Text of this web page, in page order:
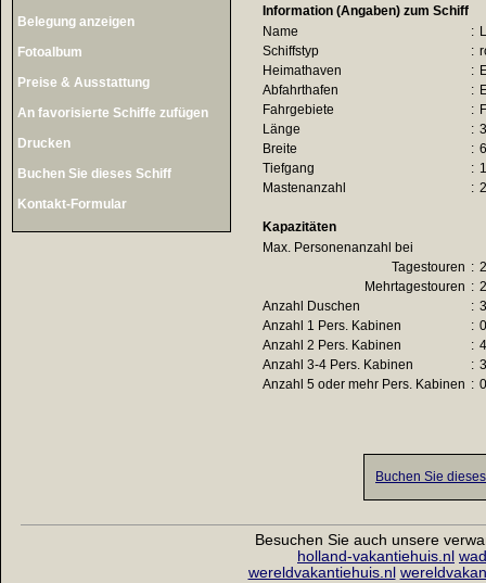
Belegung anzeigen
Fotoalbum
Preise & Ausstattung
An favorisierte Schiffe zufügen
Drucken
Buchen Sie dieses Schiff
Kontakt-Formular
Information (Angaben) zum Schiff
Name
:
Schiffstyp
:
Heimathaven
:
Abfahrthafen
:
Fahrgebiete
:
Länge
:
Breite
:
Tiefgang
:
Mastenanzahl
: 2
Kapazitäten
Max. Personenanzahl bei
Tagestouren :
Mehrtagestouren :
Anzahl Duschen
: 3
Anzahl 1 Pers. Kabinen
: 0
Anzahl 2 Pers. Kabinen
: 4
Anzahl 3-4 Pers. Kabinen
: 3
Anzahl 5 oder mehr Pers. Kabinen : 0
Buchen Sie
Besuchen Sie auch unsere
holland-vakantiehuis.nl
wereldvakantiehuis.nl